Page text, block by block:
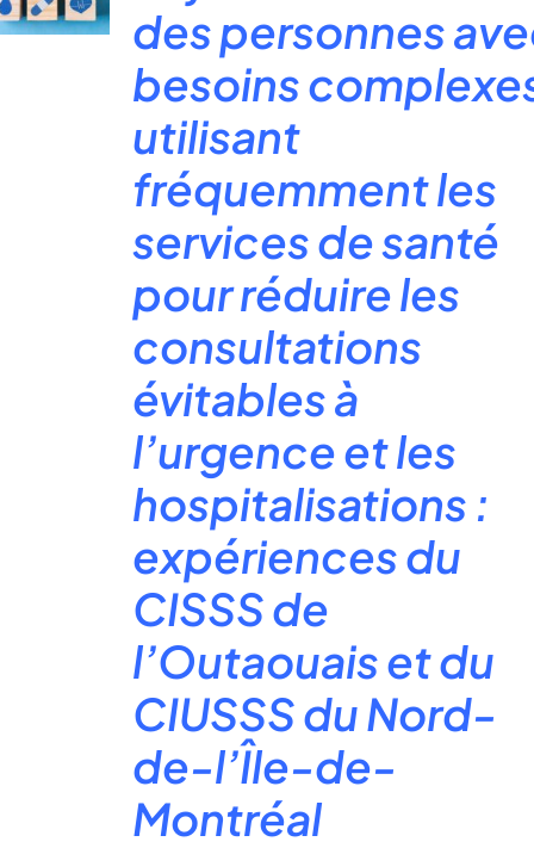
des personnes
besoins
utilisant
fréquemment les
services de santé
pour réduire les
consultations
évitables à
l’urgence et les
hospitalisations :
expériences du
CISSS de
l’Outaouais et du
CIUSSS du Nord-
de-l’Île-de-
Montréal